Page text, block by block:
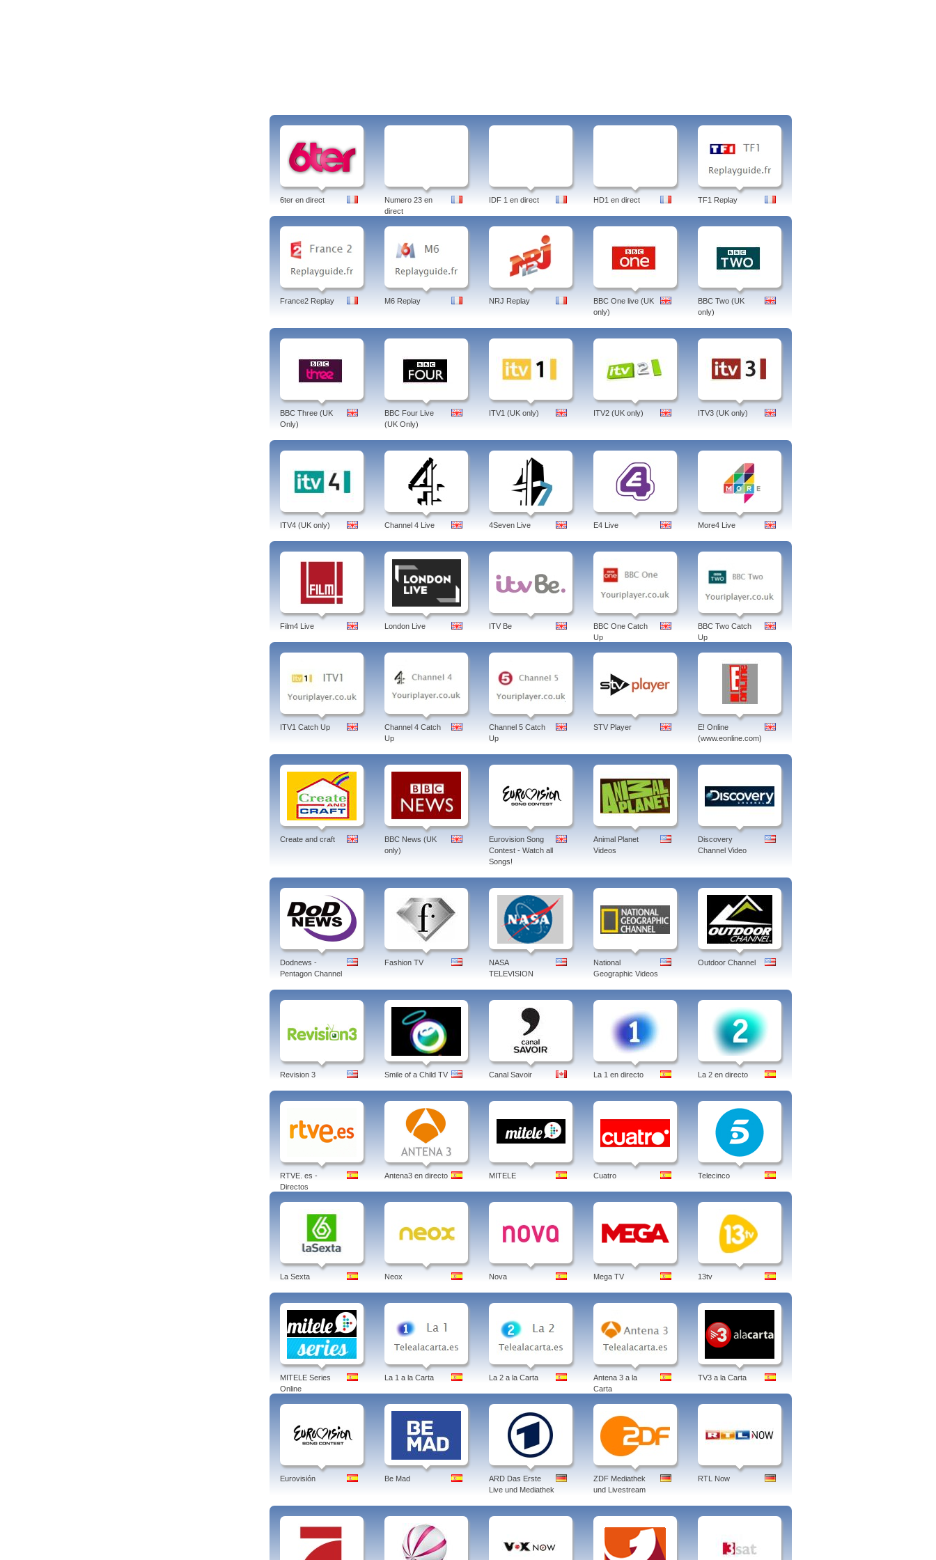
6ter en direct
Numero 23 en
direct
IDF 1 en direct HD1 en direct TF1 Replay
France2 Replay M6 Replay NRJ Replay
BBC One live (UK
only)
BBC Two (UK
only)
BBC Three (UK
Only)
BBC Four Live
(UK Only)
ITV1 (UK only) ITV2 (UK only) ITV3 (UK only)
ITV4 (UK only) Channel 4 Live 4Seven Live E4 Live More4 Live
Film4 Live London Live ITV Be
BBC One Catch
Up
BBC Two Catch
Up
ITV1 Catch Up
Channel 4 Catch
Up
Channel 5 Catch
Up
STV Player
E! Online
(www.eonline.com)
Create and craft
BBC News (UK
only)
Eurovision Song
Contest - Watch all
Songs!
Animal Planet
Videos
Discovery
Channel Video
Dodnews -
Pentagon Channel
Fashion TV
NASA
TELEVISION
National
Geographic Videos
Outdoor Channel
Revision 3 Smile of a Child TV Canal Savoir La 1 en directo La 2 en directo
RTVE. es -
Directos
Antena3 en directo MITELE Cuatro Telecinco
La Sexta Neox Nova Mega TV 13tv
MITELE Series
Online
La 1 a la Carta La 2 a la Carta
Antena 3 a la
Carta
TV3 a la Carta
Eurovisión Be Mad
ARD Das Erste
Live und Mediathek
ZDF Mediathek
und Livestream
RTL Now